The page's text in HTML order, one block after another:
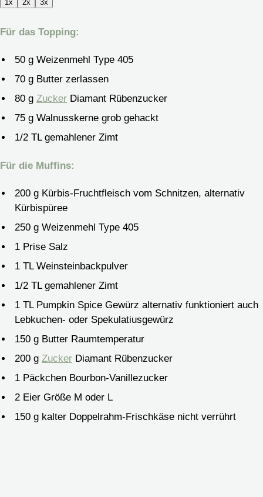
1x 2x 3x
Für das Topping:
50 g Weizenmehl Type 405
70 g Butter zerlassen
80 g Zucker Diamant Rübenzucker
75 g Walnusskerne grob gehackt
1/2 TL gemahlener Zimt
Für die Muffins:
200 g Kürbis-Fruchtfleisch vom Schnitzen, alternativ
Kürbispüree
250 g Weizenmehl Type 405
1 Prise Salz
1 TL Weinsteinbackpulver
1/2 TL gemahlener Zimt
1 TL Pumpkin Spice Gewürz alternativ funktioniert auch
Lebkuchen- oder Spekulatiusgewürz
150 g Butter Raumtemperatur
200 g Zucker Diamant Rübenzucker
1 Päckchen Bourbon-Vanillezucker
2 Eier Größe M oder L
150 g kalter Doppelrahm-Frischkäse nicht verrührt